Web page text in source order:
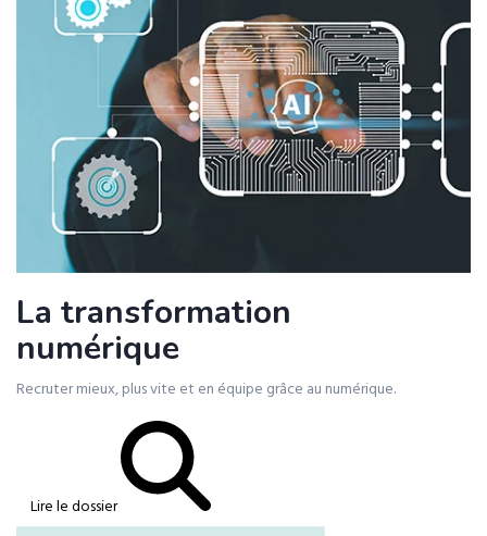
La transformation
numérique
Recruter mieux, plus vite et en équipe grâce au numérique.
Lire le dossier